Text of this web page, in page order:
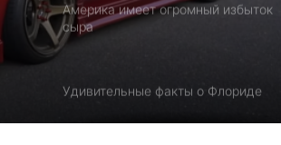
Америка имеет огромный избыток
сыра
Удивительные факты о Флориде